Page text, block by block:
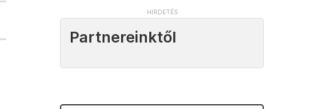
Partnereinktől